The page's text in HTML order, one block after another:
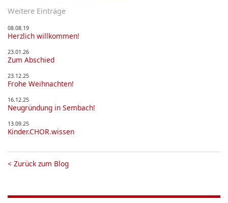
Weitere Einträge
08.08.19
Herzlich willkommen!
23.01.26
Zum Abschied
23.12.25
Frohe Weihnachten!
16.12.25
Neugründung in Sembach!
13.09.25
Kinder.CHOR.wissen
< Zurück zum Blog